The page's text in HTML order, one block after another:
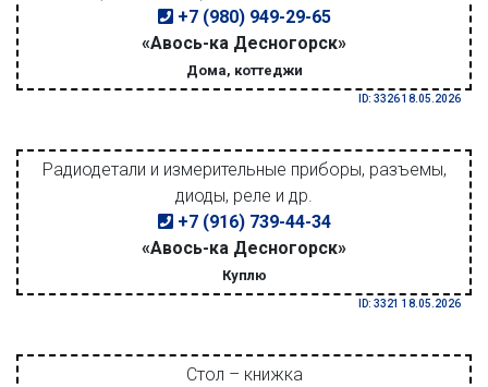
+7 (980) 949-29-65
«Авось-ка Десногорск»
Дома, коттеджи
ID: 3326 18.05.2026
Радиодетали и измерительные приборы, разъемы,
диоды, реле и др.
+7 (916) 739-44-34
«Авось-ка Десногорск»
Куплю
ID: 3321 18.05.2026
Стол – книжка